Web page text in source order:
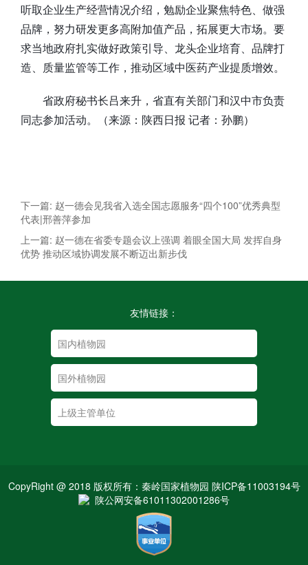
听取企业生产经营情况介绍，勉励企业聚焦特色、做强
品牌，努力研发更多高附加值产品，拓展更大市场。要
求当地政府扎实做好政策引导、龙头企业培育、品牌打
造、质量监管等工作，推动区域中医药产业提质增效。
省政府秘书长吕来升，省直有关部门和汉中市负责
同志参加活动。（来源：陕西日报 记者：孙鹏）
下一篇: 赵一德会见我省入选全国志愿服务“四个100”优秀典型
代表|邢善萍参加
上一篇: 赵一德在省委专题会议上强调 着眼全国大局 发挥自身
优势 推动区域协调发展不断迈出新步伐
友情链接：
CopyRight @ 2018 版权所有：秦岭国家植物园 陕ICP备11003194号
陕公网安备61011302001286号